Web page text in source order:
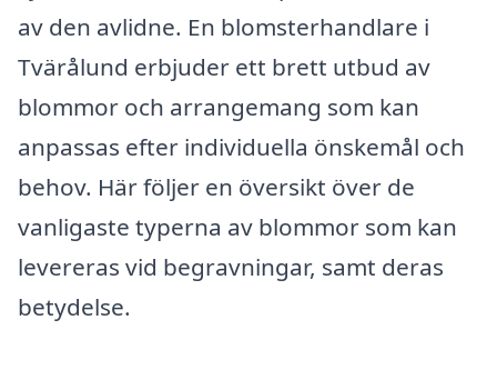
av den avlidne. En blomsterhandlare i
Tvärålund erbjuder ett brett utbud av
blommor och arrangemang som kan
anpassas efter individuella önskemål och
behov. Här följer en översikt över de
vanligaste typerna av blommor som kan
levereras vid begravningar, samt deras
betydelse.